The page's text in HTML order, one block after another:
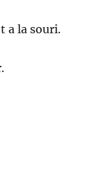
a la souri.